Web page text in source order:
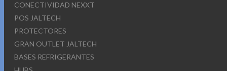
CONECTIVIDAD NEXXT
POS JALTECH
PROTECTORES
GRAN OUTLET JALTECH
BASES REFRIGERANTES